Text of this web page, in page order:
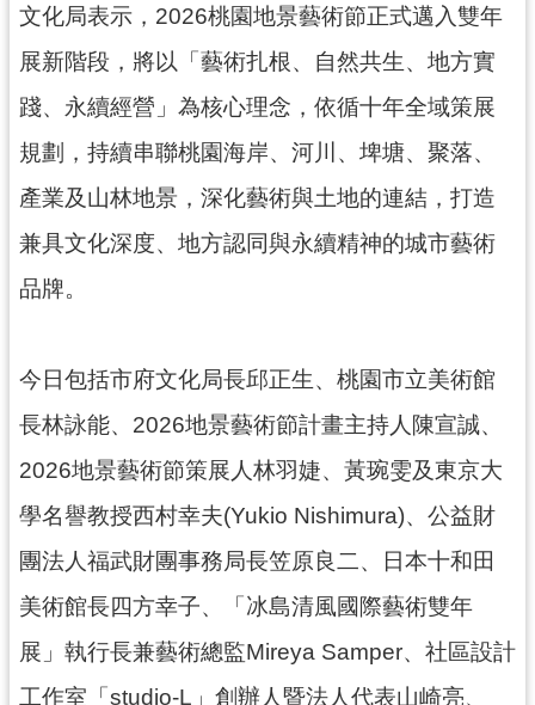
文化局表示，2026桃園地景藝術節正式邁入雙年
展新階段，將以「藝術扎根、自然共生、地方實
踐、永續經營」為核心理念，依循十年全域策展
規劃，持續串聯桃園海岸、河川、埤塘、聚落、
產業及山林地景，深化藝術與土地的連結，打造
兼具文化深度、地方認同與永續精神的城市藝術
品牌。
今日包括市府文化局長邱正生、桃園市立美術館
長林詠能、2026地景藝術節計畫主持人陳宣誠、
2026地景藝術節策展人林羽婕、黃琬雯及東京大
學名譽教授西村幸夫(Yukio Nishimura)、公益財
團法人福武財團事務局長笠原良二、日本十和田
美術館長四方幸子、「冰島清風國際藝術雙年
展」執行長兼藝術總監Mireya Samper、社區設計
工作室「studio-L」創辦人暨法人代表山崎亮、